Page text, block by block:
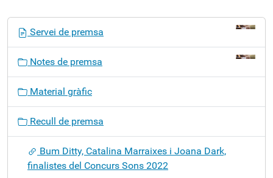
ó
Servei de premsa
Notes de premsa
Material gràfic
Recull de premsa
Bum Ditty, Catalina Marraixes i Joana Dark,
finalistes del Concurs Sons 2022